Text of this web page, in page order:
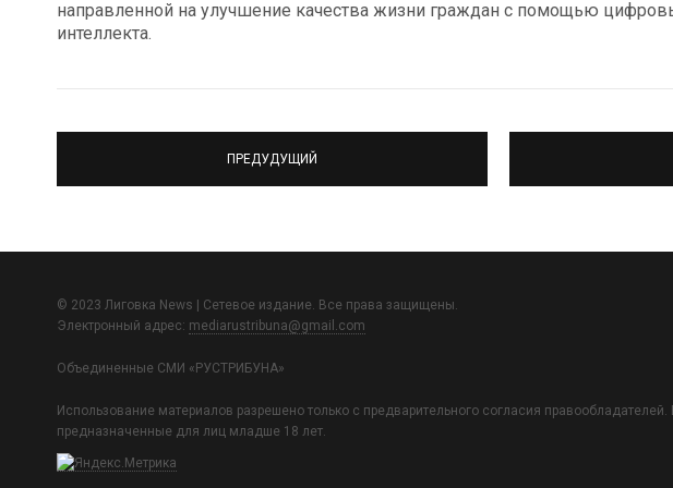
направленной на улучшение качества жизни граждан с помощью
интеллекта.
ПРЕДУДУЩИЙ
© 2023 Лиговка News | Сетевое издание. Все права защищены.
Электронный адрес: mediarustribuna@gmail.com
Объединенные СМИ «РУСТРИБУНА»
Использование материалов разрешено только с предварительного согласия
предназначенные для лиц младше 18 лет.